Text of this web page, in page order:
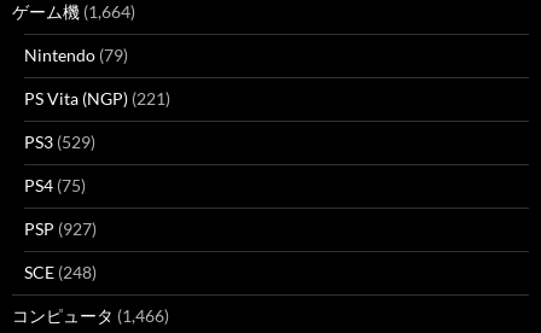
ゲーム機 (1,664)
Nintendo (79)
PS Vita (NGP) (221)
PS3 (529)
PS4 (75)
PSP (927)
SCE (248)
コンピュータ (1,466)